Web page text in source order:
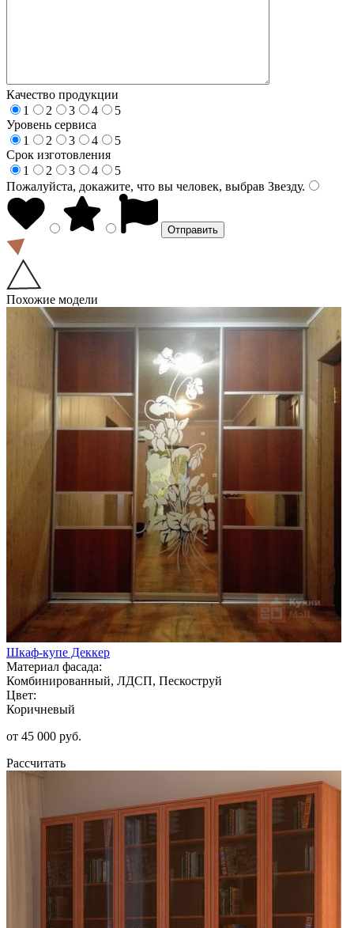
Качество продукции
1
2 3 4
5
Уровень сервиса
1
2 3 4
5
Срок изготовления
1
2 3 4
5
Пожалуйста, докажите, что вы человек, выбрав Звезду.
Похожие модели
Шкаф-купе Деккер
Материал фасада:
Комбинированный, ЛДСП, Пескоструй
Цвет:
Коричневый
от 45 000 руб.
Рассчитать